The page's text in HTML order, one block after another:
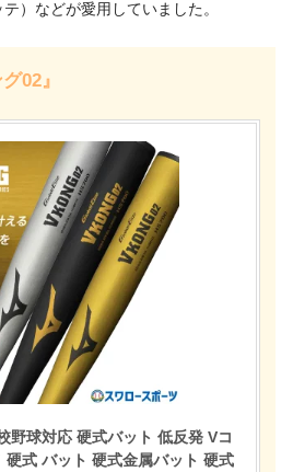
）などが愛用していました。
02』
野球対応 硬式バット 低反発 Vコ
硬式 バット 硬式金属バット 硬式